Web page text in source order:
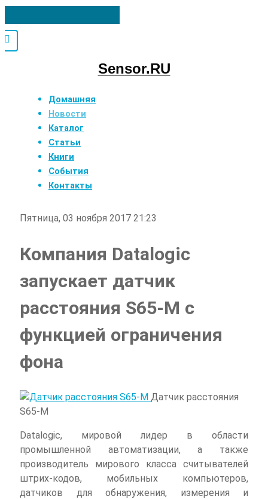
Sensor.RU
Домашняя
Новости
Каталог
Статьи
Книги
События
Контакты
Пятница, 03 ноября 2017 21:23
Компания Datalogic
запускает датчик
расстояния S65-M с
функцией ограничения
фона
Датчик расстояния
S65-M
Datalogic, мировой лидер в области
промышленной автоматизации, а также
производитель мирового класса считывателей
штрих-кодов, мобильных компьютеров,
датчиков для обнаружения, измерения и